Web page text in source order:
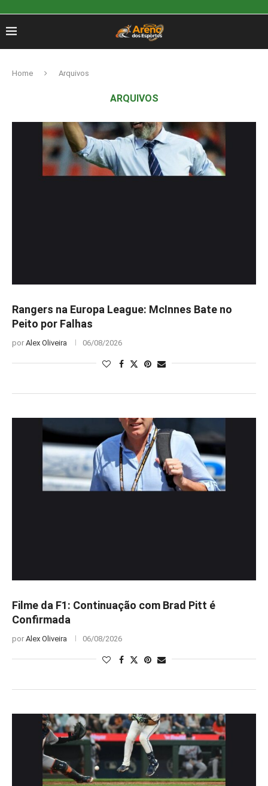
Home Arquivos
ARQUIVOS
Rangers na Europa League: McInnes Bate no
Peito por Falhas
por Alex Oliveira 06/08/2026
Filme da F1: Continuação com Brad Pitt é
Confirmada
por Alex Oliveira 06/08/2026